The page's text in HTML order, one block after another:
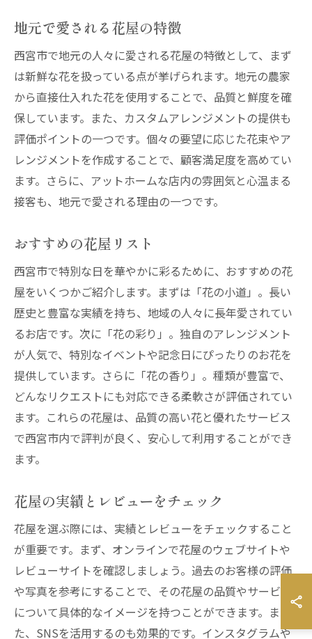
地元で愛される花屋の特徴
西宮市で地元の人々に愛される花屋の特徴として、まず
は新鮮な花を扱っている点が挙げられます。地元の農家
から直接仕入れた花を使用することで、品質と鮮度を確
保しています。また、カスタムアレンジメントの提供も
評価ポイントの一つです。個々の要望に応じた花束やア
レンジメントを作成することで、顧客満足度を高めてい
ます。さらに、アットホームな店内の雰囲気と心温まる
接客も、地元で愛される理由の一つです。
おすすめの花屋リスト
西宮市で特別な日を華やかに彩るために、おすすめの花
屋をいくつかご紹介します。まずは「花の小道」。長い
歴史と豊富な実績を持ち、地域の人々に長年愛されてい
るお店です。次に「花の彩り」。独自のアレンジメント
が人気で、特別なイベントや記念日にぴったりのお花を
提供しています。さらに「花の香り」。種類が豊富で、
どんなリクエストにも対応できる柔軟さが評価されてい
ます。これらの花屋は、品質の高い花と優れたサービス
で西宮市内で評判が良く、安心して利用することができ
ます。
花屋の実績とレビューをチェック
花屋を選ぶ際には、実績とレビューをチェックすること
が重要です。まず、オンラインで花屋のウェブサイトや
レビューサイトを確認しましょう。過去のお客様の評価
や写真を参考にすることで、その花屋の品質やサービス
について具体的なイメージを持つことができます。ま
た、SNSを活用するのも効果的です。インスタグラムや